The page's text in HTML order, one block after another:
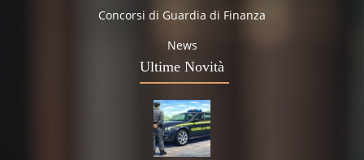
Concorsi di Guardia di Finanza
News
Ultime Novità